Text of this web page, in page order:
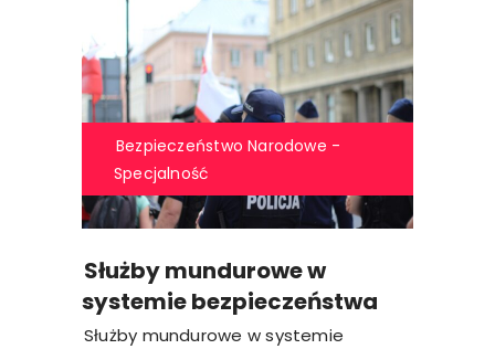
Bezpieczeństwo Narodowe -
Specjalność
Służby mundurowe w
systemie bezpieczeństwa
Służby mundurowe w systemie